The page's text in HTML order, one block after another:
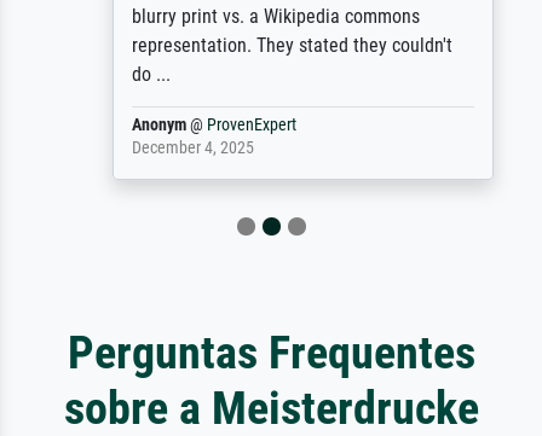
blurry print vs. a Wikipedia commons
representation. They stated they couldn't
do ...
Anonym@ProvenExpert
December 4, 2025
Perguntas Frequentes
sobre a Meisterdrucke